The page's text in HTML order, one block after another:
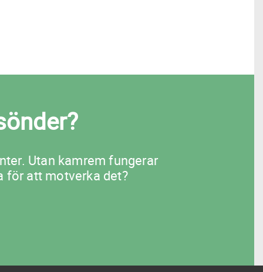
Utan kamrem fungerar
för att motverka det?